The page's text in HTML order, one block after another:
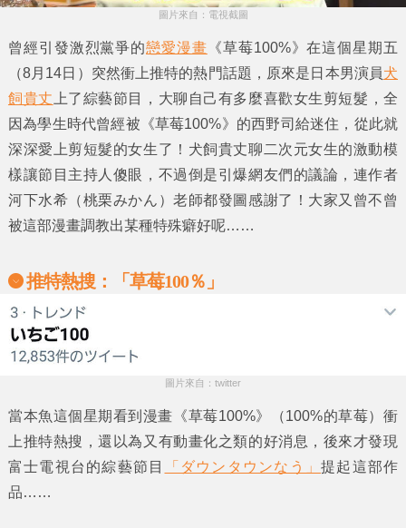
圖片來自：電視截圖
曾經引發激烈黨爭的戀愛漫畫 《草莓100%》在這個星期五
（8月14日）突然衝上推特的熱門話題，原來是日本男演員犬
飼貴丈 上了綜藝節目，大聊自己有多麼喜歡女生剪短髮 ，全
因為學生時代曾經被 《草莓100%》 的西野司 給迷住，從此就
深深愛上剪短髮的女生了！ 犬飼貴丈聊二次元女生的激動模
樣讓節目主持人傻眼，不過倒是引爆網友們的議論，連作者
河下水希 （桃栗みかん）老師都發圖感謝了！大家又曾不曾
被這部漫畫調教出某種特殊癖好呢……
推特熱搜：「草莓100％」
圖片來自：twitter
當本魚這個星期看到漫畫 《草莓100%》
（100%的草莓）衝
上推特熱搜，還以為又有動畫化之類的好消息，後來才發現
富士電視台的綜藝節目
「ダウンタウンなう」提起這部作
品……